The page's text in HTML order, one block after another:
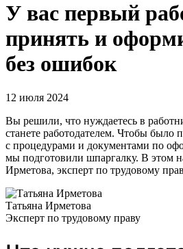
У вас первый
принять и
без ошибок
12 июля 2024
Вы решили, что нуждаетесь в
станете работодателем. Чтобы было
с процедурами и документами по
мы подготовили шпаргалку. В этом
Ирметова, эксперт по трудовому
Татьяна Ирметова
Эксперт по трудовому праву